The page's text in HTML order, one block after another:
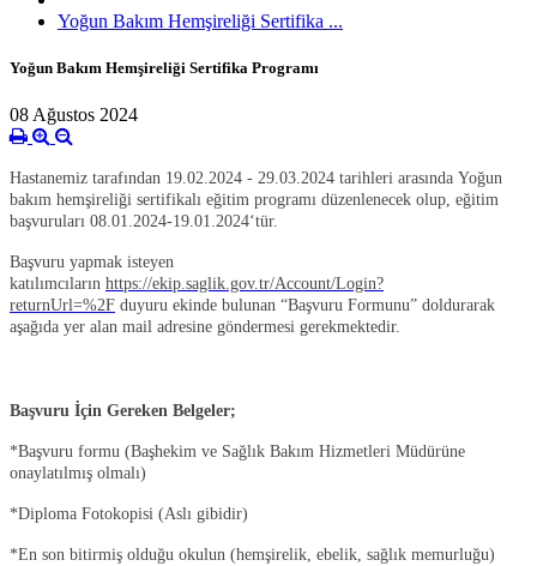
Yoğun Bakım Hemşireliği Sertifika ...
Yoğun Bakım Hemşireliği Sertifika Programı
08 Ağustos 2024
Hastanemiz tarafından 19.02.2024 - 29.03.2024 tarihleri arasında Yoğun
bakım hemşireliği sertifikalı eğitim programı düzenlenecek olup, eğitim
başvuruları 08.01.2024-19.01.2024‘tür.
Başvuru yapmak isteyen
katılımcıların https://ekip.saglik.gov.tr/Account/Login?
returnUrl=%2F duyuru ekinde bulunan “Başvuru Formunu” doldurarak
aşağıda yer alan mail adresine göndermesi gerekmektedir.
Başvuru İçin Gereken Belgeler;
*Başvuru formu (Başhekim ve Sağlık Bakım Hizmetleri Müdürüne
onaylatılmış olmalı)
*Diploma Fotokopisi (Aslı gibidir)
*En son bitirmiş olduğu okulun (hemşirelik, ebelik, sağlık memurluğu)